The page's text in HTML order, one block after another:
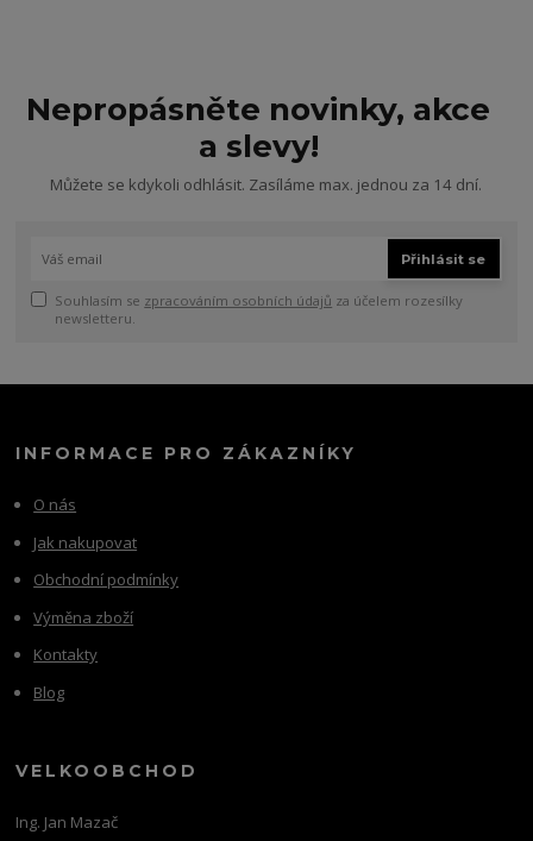
Nepropásněte novinky, akce
a slevy!
Můžete se kdykoli odhlásit. Zasíláme max. jednou za 14 dní.
Přihlásit se
Souhlasím se zpracováním osobních údajů za účelem rozesílky
newsletteru.
INFORMACE PRO ZÁKAZNÍKY
O nás
Jak nakupovat
Obchodní podmínky
Výměna zboží
Kontakty
Blog
VELKOOBCHOD
Ing. Jan Mazač